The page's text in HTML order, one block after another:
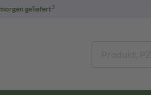
morgen geliefert3